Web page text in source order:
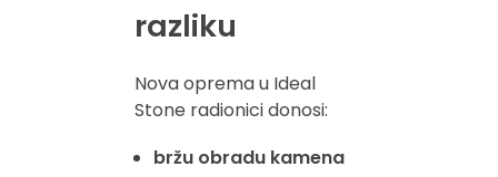
razliku
Nova oprema u Ideal
Stone radionici donosi:
bržu obradu kamena